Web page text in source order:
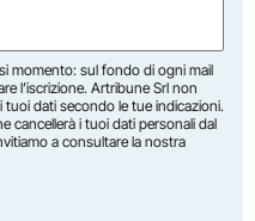
momento: sul fondo di ogni mail
l’iscrizione. Artribune Srl non
tuoi dati secondo le tue indicazioni.
cancellerà i tuoi dati personali dal
a consultare la nostra